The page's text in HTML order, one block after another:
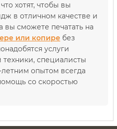
хотят, чтобы вы
в отличном качестве и
вы сможете печатать на
или копире без
услуги
специалисты
опытом всегда
со скоростью